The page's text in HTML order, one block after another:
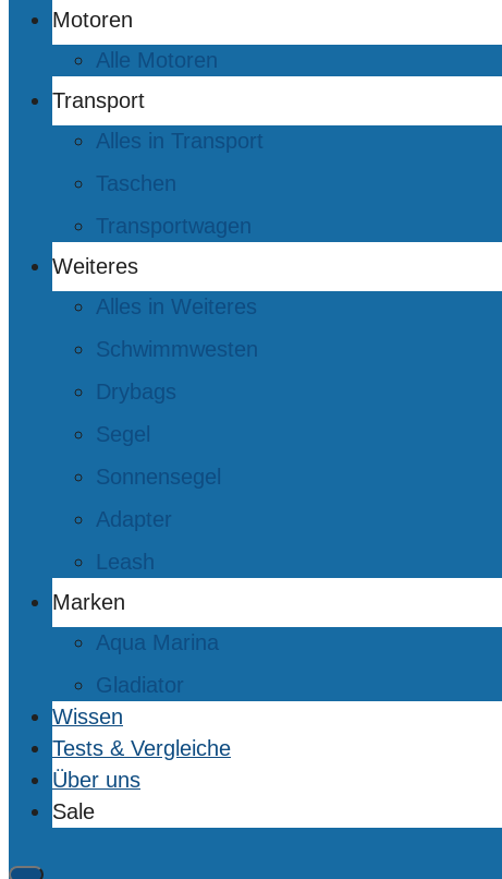
Motoren
Alle Motoren
Transport
Alles in Transport
Taschen
Transportwagen
Weiteres
Alles in Weiteres
Schwimmwesten
Drybags
Segel
Sonnensegel
Adapter
Leash
Marken
Aqua Marina
Gladiator
Wissen
Tests & Vergleiche
Über uns
Sale